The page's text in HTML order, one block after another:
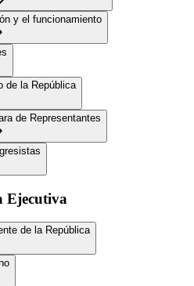
y el funcionamiento
de la República
de Representantes
Ejecutiva
de la República